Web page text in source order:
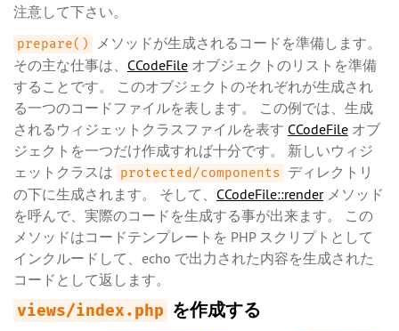
注意して下さい。
prepare()
メソッドが生成されるコードを準備します。
その主な仕事は、 CCodeFile オブジェクトのリストを準備
することです。 このオブジェクトのそれぞれが生成され
る一つのコードファイルを表します。 この例では、生成
されるウィジェットクラスファイルを表す CCodeFile オブ
ジェクトを一つだけ作成すれば十分です。 新しいウィジ
ェットクラスは protected/components ディレクトリ
の下に生成されます。 そして、 CCodeFile::renderメソッド
を呼んで、実際のコードを生成する事が出来ます。 この
メソッドはコードテンプレートを PHP スクリプトとして
インクルードして、echo で出力された内容を生成された
コードとして返します。
views/index.php を作成する